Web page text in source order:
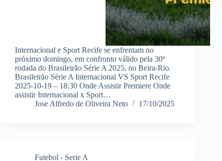
Internacional e Sport Recife se enfrentam no
próximo domingo, em confronto válido pela 30ª
rodada do Brasileirão Série A 2025, no Beira-Rio.
Brasileirão Série A Internacional VS Sport Recife
2025-10-19 – 18:30 Onde Assistir Premiere Onde
assistir Internacional x Sport…
Jose Alfredo de Oliveira Neto
17/10/2025
Futebol - Serie A